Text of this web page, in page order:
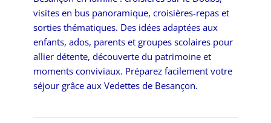
visites en bus panoramique, croisières-repas et
sorties thématiques. Des idées adaptées aux
enfants, ados, parents et groupes scolaires pour
allier détente, découverte du patrimoine et
moments conviviaux. Préparez facilement votre
séjour grâce aux Vedettes de Besançon.